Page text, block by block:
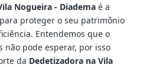
Nogueira - Diademaé a
proteger o seu patrimônio
Entendemos que o
não pode esperar, por isso
da Dedetizadora na Vila